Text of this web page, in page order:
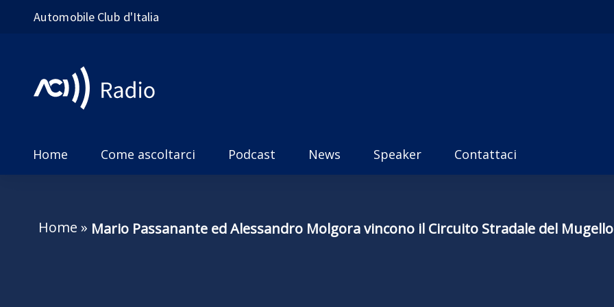
Automobile Club d'Italia
Home Come ascoltarci Podcast News Speaker Contattaci
Home » Mario Passanante ed Alessandro Molgora vincono il Circuito Stradale del Mugello